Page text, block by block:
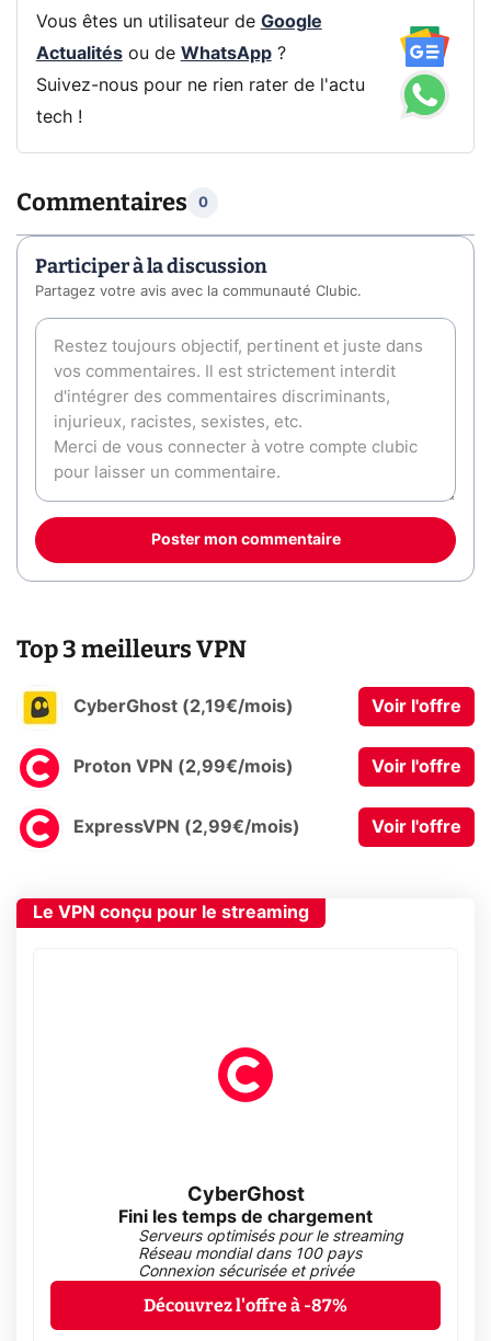
Vous êtes un utilisateur de Google
Actualitésou de WhatsApp?
Suivez-nous pour ne rien rater de l'actu
tech !
Commentaires 0
Participer à la discussion
Partagez votre avis avec la communauté Clubic.
Poster mon commentaire
Top 3 meilleurs VPN
CyberGhost (2,19€/mois) Voir l'offre
Proton VPN (2,99€/mois) Voir l'offre
ExpressVPN (2,99€/mois) Voir l'offre
Le VPN conçu pour le streaming
CyberGhost
Fini les temps de chargement
Serveurs optimisés pour le streaming
Réseau mondial dans 100 pays
Connexion sécurisée et privée
Découvrez l'offre à -87%